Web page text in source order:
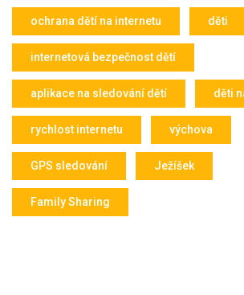
ochrana dětí na internetu děti
internetová bezpečnost dětí
aplikace na sledování dětí děti
rychlost internetu výchova
GPS sledování Ježíšek
Family Sharing